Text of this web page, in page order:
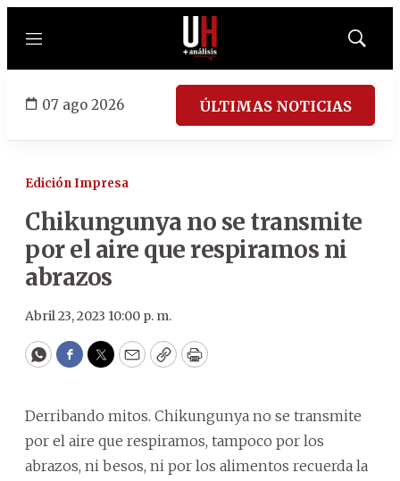
Menú
Mostrar
07 ago 2026 ÚLTIMAS NOTICIAS
Edición Impresa
Chikungunya no se transmite
por el aire que respiramos ni
abrazos
Abril 23, 2023 10:00 p. m.
WhatsApp
Facebook
Twitter
EmailCopyPrint
Derribando mitos. Chikungunya no se transmite
por el aire que respiramos, tampoco por los
abrazos, ni besos, ni por los alimentos recuerda la